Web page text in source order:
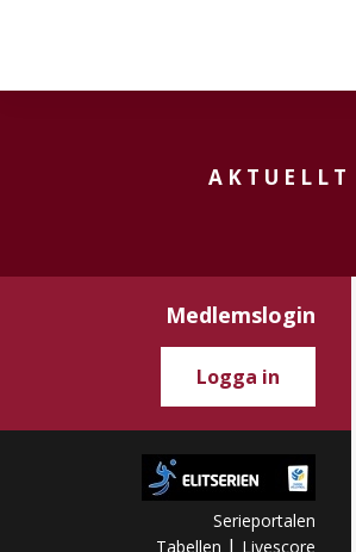
AKTUELLT
Medlemslogin
Logga in
Serieportalen
Tabellen | Livescore